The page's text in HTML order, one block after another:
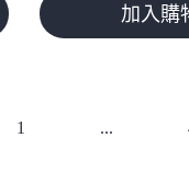
加入購
1 ...